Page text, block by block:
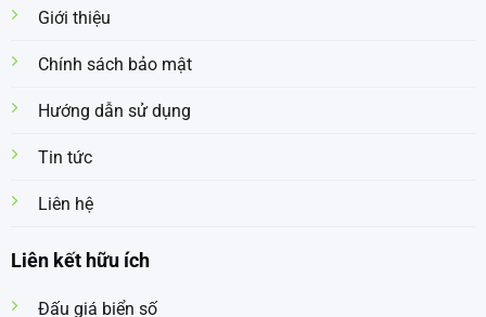
Giới thiệu
Chính sách bảo mật
Hướng dẫn sử dụng
Tin tức
Liên hệ
Liên kết hữu ích
Đấu giá biển số